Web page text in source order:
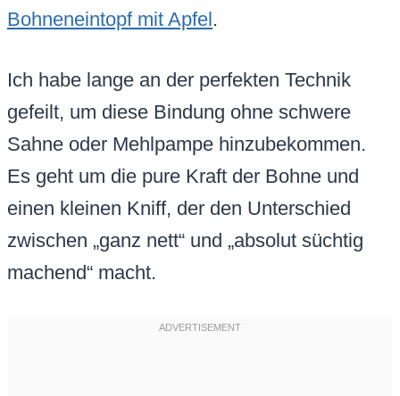
Bohneneintopf mit Apfel .
Ich habe lange an der perfekten Technik
gefeilt, um diese Bindung ohne schwere
Sahne oder Mehlpampe hinzubekommen.
Es geht um die pure Kraft der Bohne und
einen kleinen Kniff, der den Unterschied
zwischen „ganz nett“ und „absolut süchtig
machend“ macht.